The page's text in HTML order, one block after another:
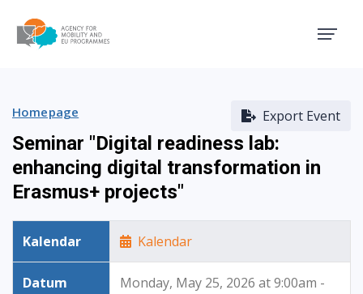
Export Event
Homepage
Seminar "Digital readiness lab:
enhancing digital transformation in
Erasmus+ projects"
Kalendar Kalendar
Datum
Monday, May 25, 2026 at 9:00am -